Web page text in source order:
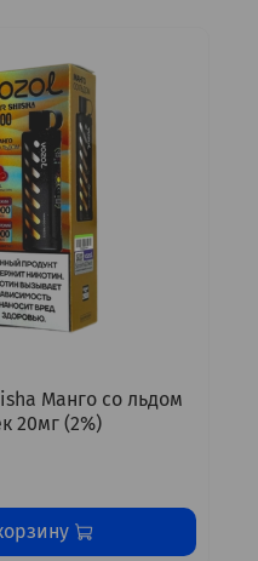
Манго со льдом
20мг (2%)